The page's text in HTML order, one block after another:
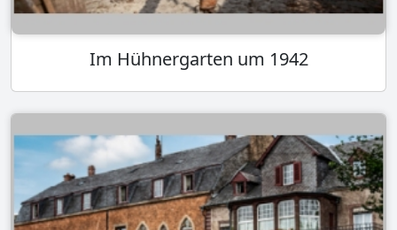
Im Hühnergarten um 1942